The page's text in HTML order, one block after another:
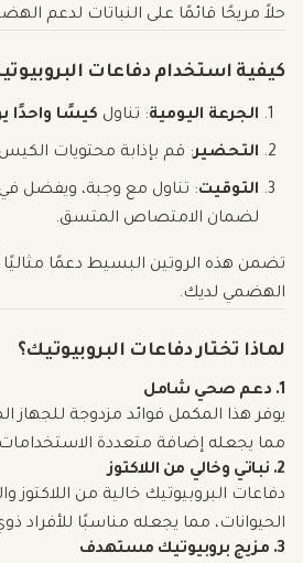
حلاً مريحًا قائمًا على النباتات لدعم
كيفية استخدام دفاعات
الجرعة اليومية: تناول كيسًا واحدًا
التحضير: قم بإذابة محتويات
التوقيت: تناول مع وجبة، ويفضل
لضمان الامتصاص المتسق.
تضمن هذه الروتين البسيط دعمًا مثاليًا
الهضمي لديك.
لماذا تختار دفاعات البروبيوتيك؟
1. دعم صحي شامل
يوفر هذا المكمل فوائد مزدوجة
مما يجعله إضافة متعددة
2. نباتي وخالي من اللاكتوز
دفاعات البروبيوتيك خالية من
الحيوانات، مما يجعله مناسبًا للأفراد
3. مزيج بروبيوتيك مستهدف